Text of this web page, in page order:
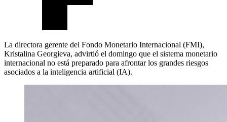
La directora gerente del Fondo Monetario Internacional (FMI),
Kristalina Georgieva, advirtió el domingo que el sistema monetario
internacional no está preparado para afrontar los grandes riesgos
asociados a la inteligencia artificial (IA).